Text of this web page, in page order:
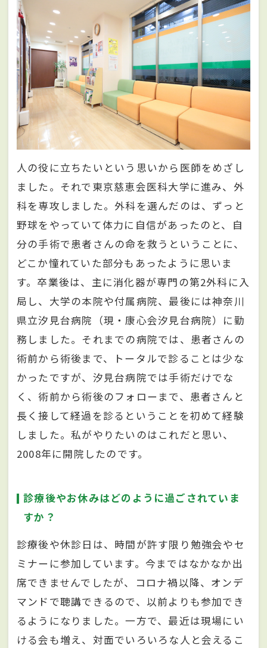
人の役に立ちたいという思いから医師をめざし
ました。それで東京慈恵会医科大学に進み、外
科を専攻しました。外科を選んだのは、ずっと
野球をやっていて体力に自信があったのと、自
分の手術で患者さんの命を救うということに、
どこか憧れていた部分もあったように思いま
す。卒業後は、主に消化器が専門の第2外科に入
局し、大学の本院や付属病院、最後には神奈川
県立汐見台病院（現・康心会汐見台病院）に勤
務しました。それまでの病院では、患者さんの
術前から術後まで、トータルで診ることは少な
かったですが、汐見台病院では手術だけでな
く、術前から術後のフォローまで、患者さんと
長く接して経過を診るということを初めて経験
しました。私がやりたいのはこれだと思い、
2008年に開院したのです。
診療後やお休みはどのように過ごされていま
すか？
診療後や休診日は、時間が許す限り勉強会やセ
ミナーに参加しています。今まではなかなか出
席できませんでしたが、コロナ禍以降、オンデ
マンドで聴講できるので、以前よりも参加でき
るようになりました。一方で、最近は現場にい
ける会も増え、対面でいろいろな人と会えるこ